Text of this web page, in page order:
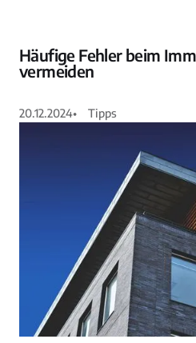
Häufige Fehler beim
vermeiden
20.12.2024• Tipps